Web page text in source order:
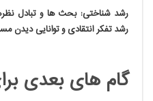
رشد شناختی: بحث ها و تبادل
رشد تفکر انتقادی و توانایی دیدن
گام های بعدی